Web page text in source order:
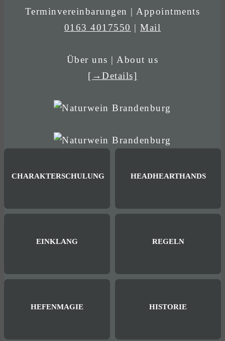
Terminvereinbarungen | Appointments
0163 4017550 |Mail
Über uns | About us
[→Details]
CHARAKTERSCHULUNG HEADHEARTHANDS
EINKLANG REGELN
HEFENMAGIE HISTORIE